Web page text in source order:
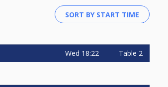
Wed 18:22 Table 2